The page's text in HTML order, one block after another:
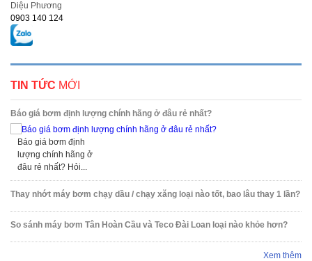
Diệu Phương
0903 140 124
TIN TỨC MỚI
Báo giá bơm định lượng chính hãng ở đâu rẻ nhất?
Báo giá bơm định
lượng chính hãng ở
đâu rẻ nhất? Hỏi...
Thay nhớt máy bơm chạy dầu / chạy xăng loại nào tốt, bao lâu thay 1 lần?
So sánh máy bơm Tân Hoàn Cầu và Teco Đài Loan loại nào khỏe hơn?
Xem thêm